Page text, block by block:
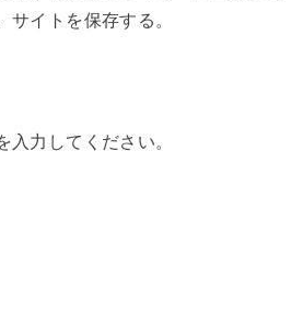
サイトを保存する。
入力してください。